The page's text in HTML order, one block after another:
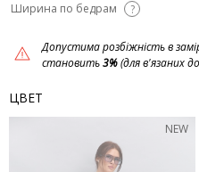
Ширина по бедрам
?
Допустима розбіжність в
становить3%(для в'язаних до
ЦВЕТ
NEW